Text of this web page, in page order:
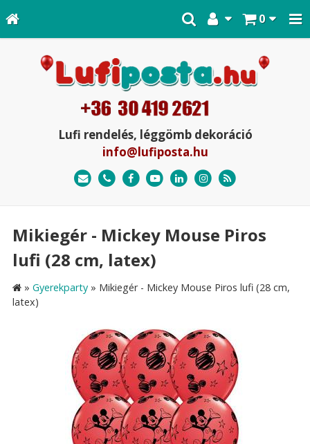
0
Lufi rendelés, léggömb dekoráció
info@lufiposta.hu
Mikiegér - Mickey Mouse Piros
lufi (28 cm, latex)
» Gyerekparty » Mikiegér - Mickey Mouse Piros lufi (28 cm,
latex)